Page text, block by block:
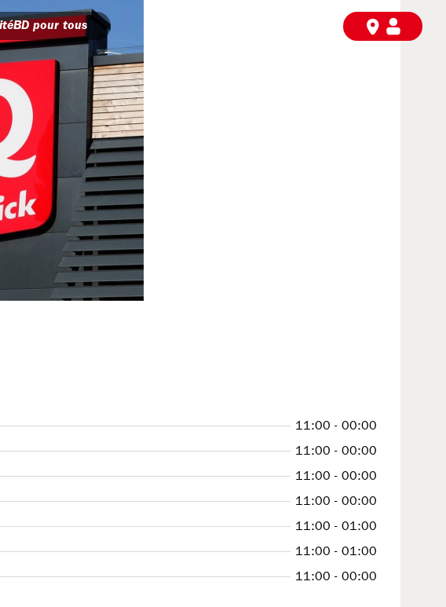
BD pour tous
11:00 - 00:00
11:00 - 00:00
11:00 - 00:00
11:00 - 00:00
11:00 - 01:00
11:00 - 01:00
11:00 - 00:00